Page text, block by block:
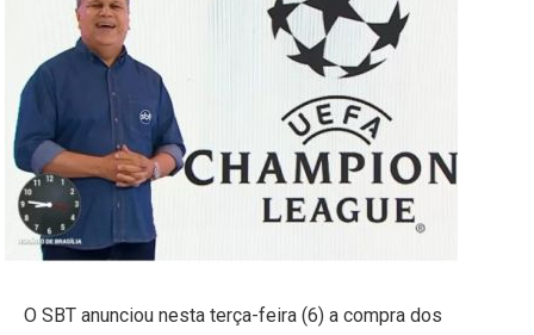
O SBT anunciou nesta terça-feira (6) a compra dos